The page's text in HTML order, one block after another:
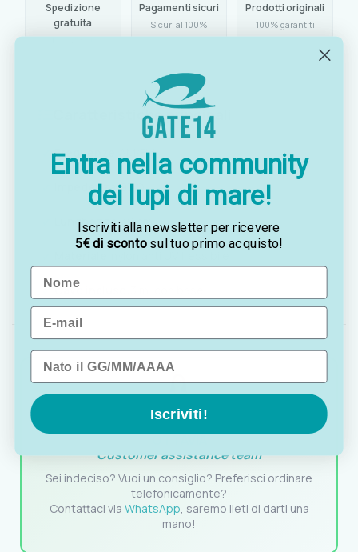
Spedizione
gratuita
da € 129,00
Pagamenti sicuri
Sicuri al 100%
Prodotti originali
100% garantiti
Caratteristiche principali
Frequenze: AM/FM
Impedenza:93 Ω
Lunghezza: 30 cm
Cavo incluso:
Customer assistance team
Sei indeciso? Vuoi un consiglio? Preferisci ordinare
telefonicamente?
Contattaci via WhatsApp, saremo lieti di darti una
mano!
Entra nella community
dei lupi di mare!
Iscriviti alla newsletter per ricevere
5€ di scontosul tuo primo acquisto!
Name
Email
Data di nascita
Iscriviti!